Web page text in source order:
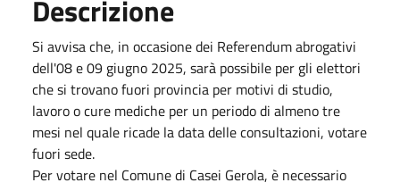
Descrizione
Si avvisa che, in occasione dei Referendum abrogativi
dell'08 e 09 giugno 2025, sarà possibile per gli elettori
che si trovano fuori provincia per motivi di studio,
lavoro o cure mediche per un periodo di almeno tre
mesi nel quale ricade la data delle consultazioni, votare
fuori sede.
Per votare nel Comune di Casei Gerola, è necessario